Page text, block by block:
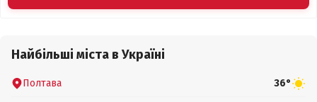
Найбільші міста в Україні
Полтава 36°